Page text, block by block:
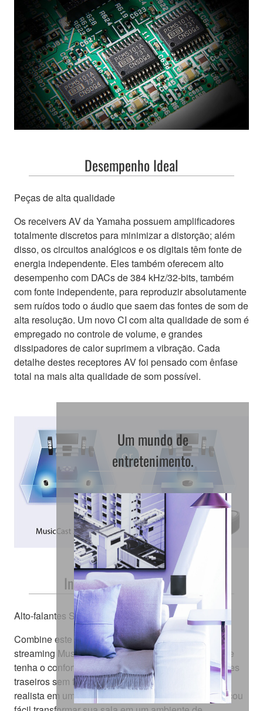
Desempenho Ideal
Peças de alta qualidade
Os receivers AV da Yamaha possuem amplificadores
totalmente discretos para minimizar a distorção; além
disso, os circuitos analógicos e os digitais têm fonte de
energia independente. Eles também oferecem alto
desempenho com DACs de 384 kHz/32-bits, também
com fonte independente, para reproduzir absolutamente
sem ruídos todo o áudio que saem das fontes de som de
alta resolução. Um novo CI com alta qualidade de som é
empregado no controle de volume, e grandes
dissipadores de calor suprimem a vibração. Cada
detalhe destes receptores AV foi pensado com ênfase
total na mais alta qualidade de som possível.
Um mundo de
entretenimento.
Instalação Fácil e Gratuita
Alto-falantes Surround sem Fio
Combine este receiver AV com o alto-falante de
streaming MusicCast 50 ou o MusicCast 20 sem fio e
tenha o conforto de um home theater com alto-falantes
traseiros sem fio. Você terá um som incrivelmente
realista em uma sala limpa de cabos e fios. Agora ficou